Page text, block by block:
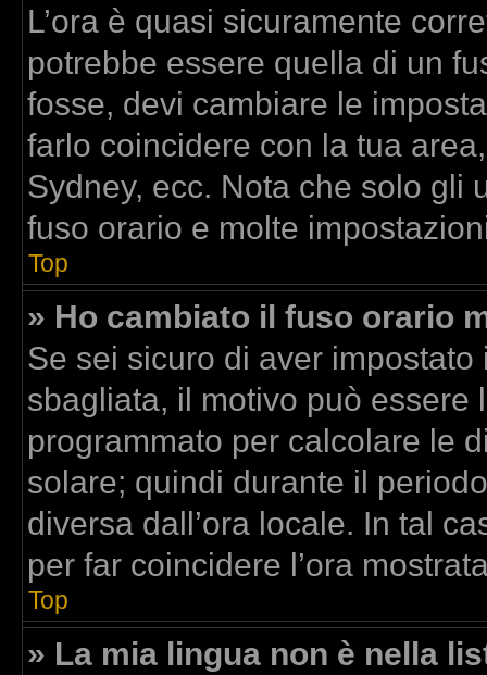
L’ora è quasi sicuramente
potrebbe essere quella di un
fosse, devi cambiare le
farlo coincidere con la tua
Sydney, ecc. Nota che solo gli
fuso orario e molte
Top
» Ho cambiato il fuso orario
Se sei sicuro di aver
sbagliata, il motivo può essere
programmato per calcolare le
solare; quindi durante il
diversa dall’ora locale. In tal
per far coincidere l’ora
Top
» La mia lingua non è nella